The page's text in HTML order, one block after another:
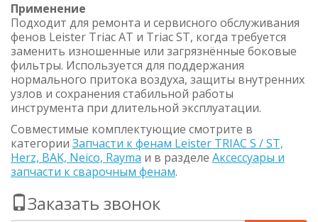
Применение
Подходит для ремонта и сервисного обслуживания
фенов Leister Triac AT и Triac ST, когда требуется
заменить изношенные или загрязнённые боковые
фильтры. Используется для поддержания
нормального притока воздуха, защиты внутренних
узлов и сохранения стабильной работы
инструмента при длительной эксплуатации.
Совместимые комплектующие смотрите в
категории Запчасти к фенам Leister TRIAC S / ST,
Herz, BAK, Neico, Rayma и в разделе Аксессуары и
запчасти к сварочным фенам.
Заказать звонок